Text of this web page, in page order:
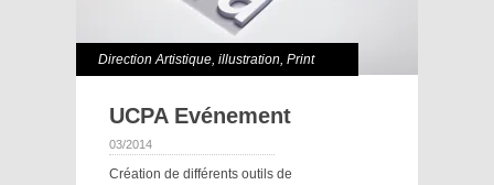
Direction Artistique, illustration, Print
UCPA Evénement
03/2014
Création de différents outils de